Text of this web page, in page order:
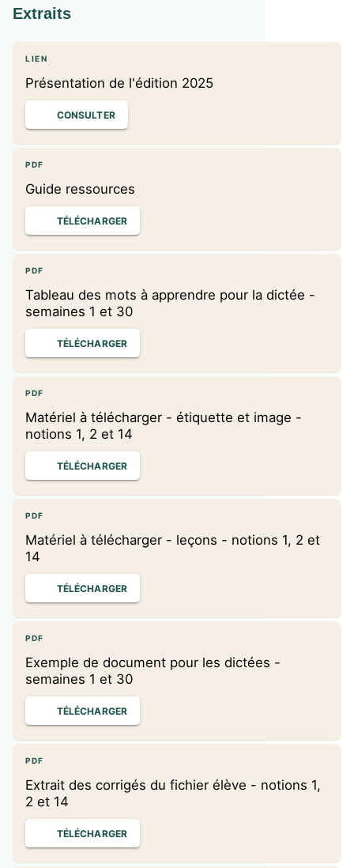
Extraits
LIEN
Présentation de l'édition 2025
CONSULTER
PDF
Guide ressources
TÉLÉCHARGER
PDF
Tableau des mots à apprendre pour la dictée -
semaines 1 et 30
TÉLÉCHARGER
PDF
Matériel à télécharger - étiquette et image -
notions 1, 2 et 14
TÉLÉCHARGER
PDF
Matériel à télécharger - leçons - notions 1, 2 et
14
TÉLÉCHARGER
PDF
Exemple de document pour les dictées -
semaines 1 et 30
TÉLÉCHARGER
PDF
Extrait des corrigés du fichier élève - notions 1,
2 et 14
TÉLÉCHARGER